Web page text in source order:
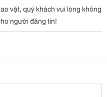
vặt, quý khách vui lòng không
người đăng tin!